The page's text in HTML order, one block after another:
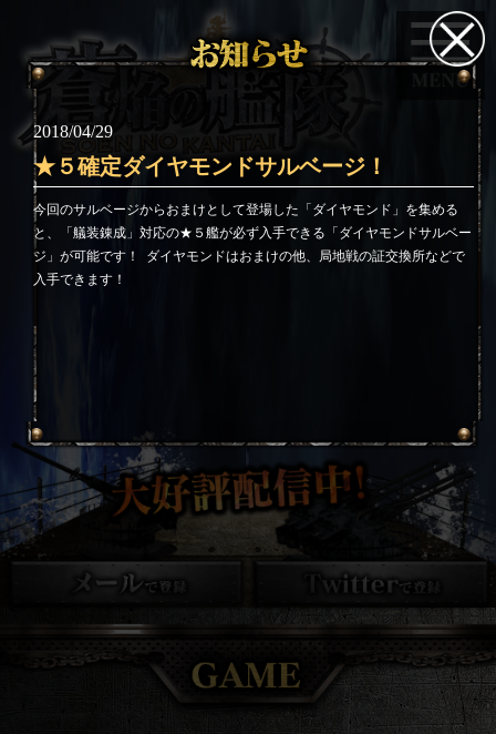
2018/04/29
★５確定ダイヤモンドサルベージ！
今回のサルベージからおまけとして登場した「ダイヤモンド」を集める
と、「艤装錬成」対応の★５艦が必ず入手できる「ダイヤモンドサルベー
ジ」が可能です！
ダイヤモンドはおまけの他、局地戦の証交換所などで
入手できます！